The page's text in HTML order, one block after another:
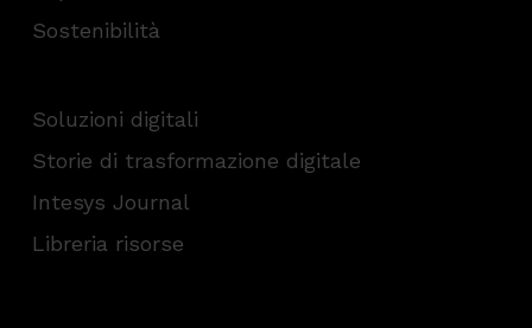
Sostenibilità
Soluzioni digitali
Storie di trasformazione digitale
Intesys Journal
Libreria risorse